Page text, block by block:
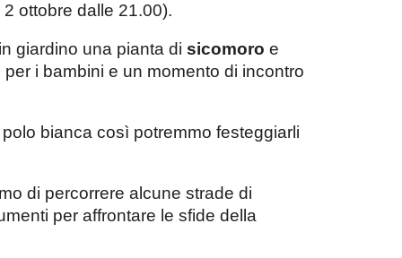
ottobre dalle 21.00).
giardino una pianta di sicomoro e
i bambini e un momento di incontro
bianca così potremmo festeggiarli
di percorrere alcune strade di
per affrontare le sfide della